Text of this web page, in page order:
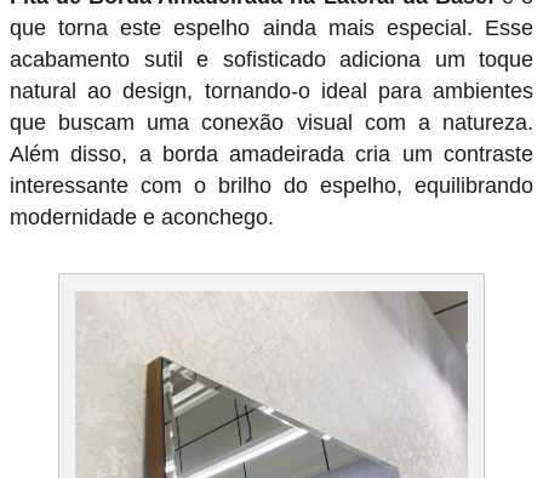
que torna este espelho ainda mais especial. Esse
acabamento sutil e sofisticado adiciona um toque
natural ao design, tornando-o ideal para ambientes
que buscam uma conexão visual com a natureza.
Além disso, a borda amadeirada cria um contraste
interessante com o brilho do espelho, equilibrando
modernidade e aconchego.